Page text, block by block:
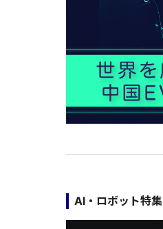
AI・ロボット特集